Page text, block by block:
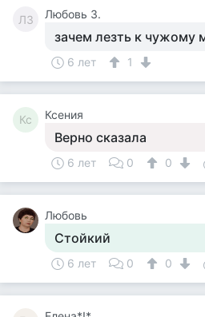
ЛЗ Любовь З.
зачем лезть к чужому
6 лет 1
Кс Ксения
Верно сказала
6 лет 0 0
Любовь
Стойкий
6 лет 0 0